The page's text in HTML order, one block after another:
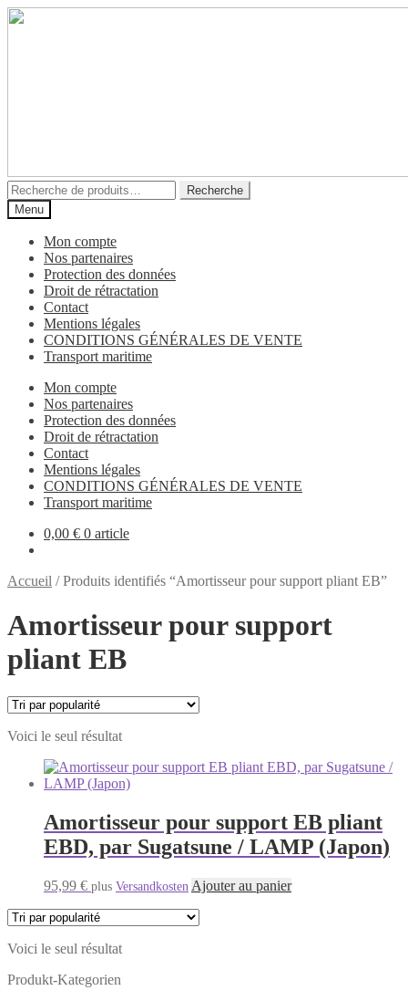
Aller
Aller
Recherche
pour :
Recherche
Menu
Mon compte
Nos partenaires
Protection des données
Droit de rétractation
Contact
Mentions légales
CONDITIONS GÉNÉRALES DE VENTE
Transport maritime
Mon compte
Nos partenaires
Protection des données
Droit de rétractation
Contact
Mentions légales
CONDITIONS GÉNÉRALES DE VENTE
Transport maritime
0,00 € 0 article
Accueil /Produits identifiés “Amortisseur pour support pliant EB”
Amortisseur pour support
pliant EB
Voici le seul résultat
Amortisseur pour support EB pliant
EBD, par Sugatsune / LAMP (Japon)
95,99 € plus Versandkosten Ajouter au panier
Voici le seul résultat
Produkt-Kategorien